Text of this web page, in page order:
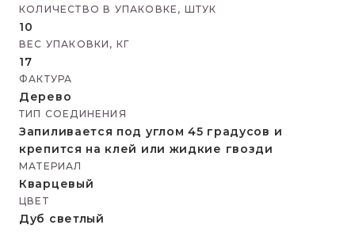
КОЛИЧЕСТВО В УПАКОВКЕ, ШТУК
10
ВЕС УПАКОВКИ, КГ
17
ФАКТУРА
Дерево
ТИП СОЕДИНЕНИЯ
Запиливается под углом 45 градусов и
крепится на клей или жидкие гвозди
МАТЕРИАЛ
Кварцевый
ЦВЕТ
Дуб светлый